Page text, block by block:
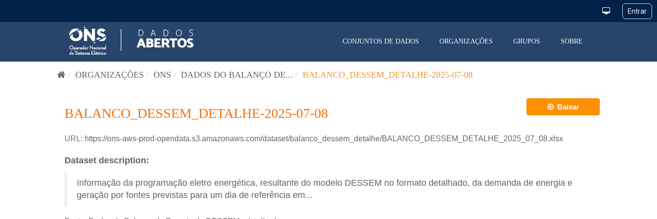
CONJUNTOS DE DADOS ORGANIZAÇÕES GRUPOS SOBRE
ORGANIZAÇÕES ONS DADOS DO BALANÇO DE... BALANCO_DESSEM_DETALHE-2025-07-08
Baixar
BALANCO_DESSEM_DETALHE-2025-07-08
URL: https://ons-aws-prod-opendata.s3.amazonaws.com/dataset/balanco_dessem_detalhe/BALANCO_DESSEM_DETALHE_2025_07_08.xlsx
Dataset description:
Informação da programação eletro energética, resultante do modelo DESSEM no formato detalhado, da demanda de energia e
geração por fontes previstas para um dia de referência em...